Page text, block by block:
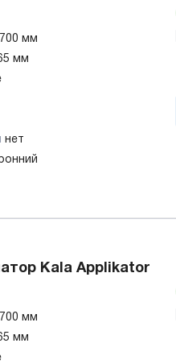
мм
мм
нет
Kala Applikator
мм
мм